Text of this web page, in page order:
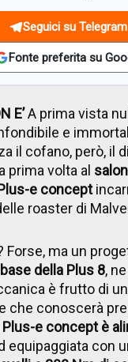
Seguici su Telegram
Fonte preferita su
E’A prima vista
e
il cofano, però, il
prima volta al
e concept
roaster di
Forse, ma un
della Plus 8,
è frutto di
che conoscerà
Plus-e concept è
equipaggiata con